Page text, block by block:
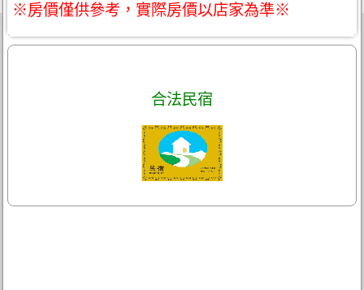
※房價僅供參考，實際房價以店家為準※
合法民宿